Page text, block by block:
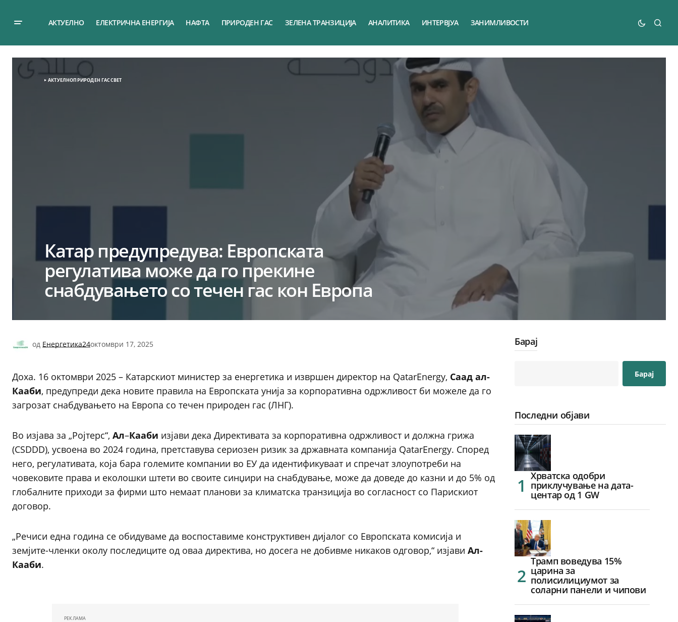
АКТУЕЛНО ЕЛЕКТРИЧНА ЕНЕРГИЈА НАФТА ПРИРОДЕН ГАС ЗЕЛЕНА ТРАНЗИЦИЈА АНАЛИТИКА ИНТЕРВЈУА ЗАНИМЛИВОСТИ
АКТУЕЛНОПРИРОДЕН ГАССВЕТ
Катар предупредува: Европската
регулатива може да го прекине
снабдувањето со течен гас кон Европа
од Енергетика24октомври 17, 2025
Доха. 16 октомври 2025 – Катарскиот министер за енергетика и извршен директор на QatarEnergy, Саад ал-
Кааби, предупреди дека новите правила на Европската унија за корпоративна одржливост би можеле да го
загрозат снабдувањето на Европа со течен природен гас (ЛНГ).
Во изјава за „Ројтерс“, Ал–Кааби изјави дека Директивата за корпоративна одржливост и должна грижа
(CSDDD), усвоена во 2024 година, претставува сериозен ризик за државната компанија QatarEnergy. Според
него, регулативата, која бара големите компании во ЕУ да идентификуваат и спречат злоупотреби на
човековите права и еколошки штети во своите синџири на снабдување, може да доведе до казни и до 5% од
глобалните приходи за фирми што немаат планови за климатска транзиција во согласност со Парискиот
договор.
„Речиси една година се обидуваме да воспоставиме конструктивен дијалог со Европската комисија и
земјите-членки околу последиците од оваа директива, но досега не добивме никаков одговор,“ изјави Ал-
Кааби.
РЕКЛАМА
Барај
Барај
Последни објави
Хрватска одобри
приклучување на дата-
центар од 1 GW
Трамп воведува 15%
царина за
полисилициумот за
соларни панели и чипови